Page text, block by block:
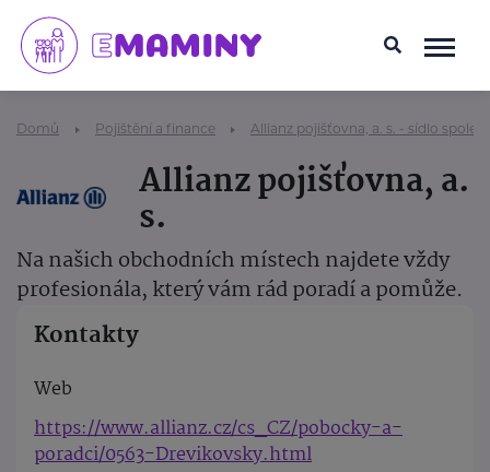
Domů Pojištění a finance Allianz pojišťovna, a. s. - sídlo
Allianz pojišťovna, a.
s.
Na našich obchodních místech najdete vždy
profesionála, který vám rád poradí a pomůže.
Kontakty
Web
https://www.allianz.cz/cs_CZ/pobocky-a-
poradci/0563-Drevikovsky.html